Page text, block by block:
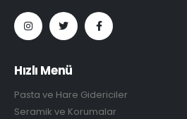
Hızlı Menü
Pasta ve Hare Gidericiler
Seramik ve Korumalar